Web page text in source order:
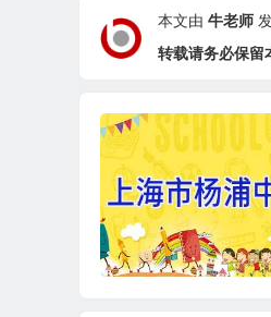
本文由 牛老师
转载请务必保留